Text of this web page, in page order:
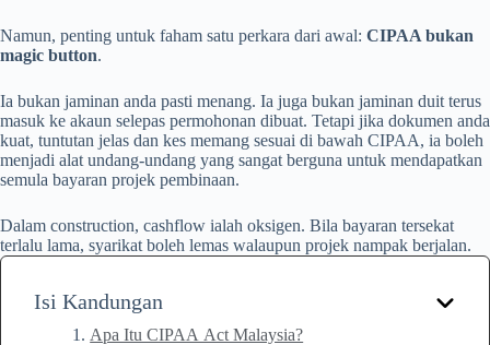
Namun, penting untuk faham satu perkara dari awal: CIPAA bukan
magic button.
Ia bukan jaminan anda pasti menang. Ia juga bukan jaminan duit terus
masuk ke akaun selepas permohonan dibuat. Tetapi jika dokumen anda
kuat, tuntutan jelas dan kes memang sesuai di bawah CIPAA, ia boleh
menjadi alat undang-undang yang sangat berguna untuk mendapatkan
semula bayaran projek pembinaan.
Dalam construction, cashflow ialah oksigen. Bila bayaran tersekat
terlalu lama, syarikat boleh lemas walaupun projek nampak berjalan.
Isi Kandungan
Apa Itu CIPAA Act Malaysia?